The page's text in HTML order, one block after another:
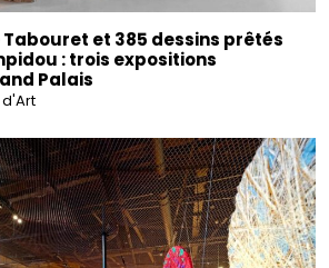
Tabouret et 385 dessins prêtés
: trois expositions
Palais